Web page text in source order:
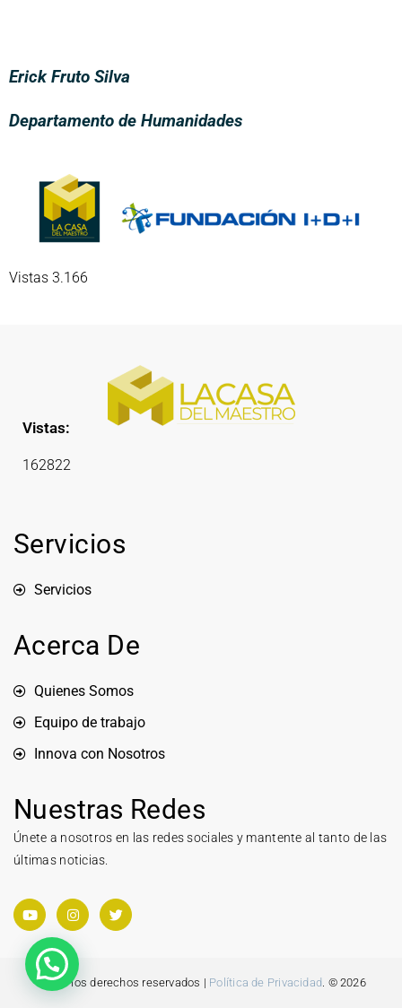
Erick Fruto Silva
Departamento de Humanidades
Vistas 3.166
Vistas:
162822
Servicios
Servicios
Acerca De
Quienes Somos
Equipo de trabajo
Innova con Nosotros
Nuestras Redes
Únete a nosotros en las redes sociales y mantente al tanto de las
últimas noticias.
Todos los derechos reservados | Política de Privacidad. © 2026